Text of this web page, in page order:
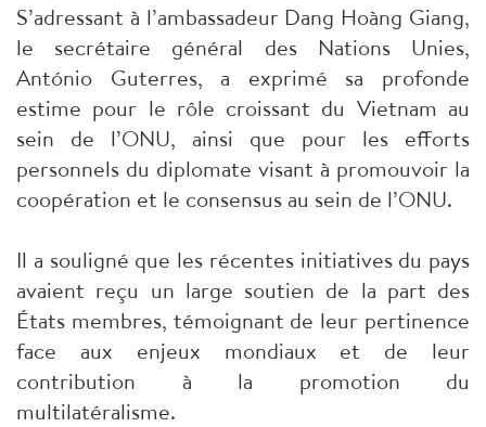
S’adressant à l’ambassadeur Dang Hoàng Giang,
le secrétaire général des Nations Unies,
António Guterres, a exprimé sa profonde
estime pour le rôle croissant du Vietnam au
sein de l’ONU, ainsi que pour les efforts
personnels du diplomate visant à promouvoir la
coopération et le consensus au sein de l’ONU.
Il a souligné que les récentes initiatives du pays
avaient reçu un large soutien de la part des
États membres, témoignant de leur pertinence
face aux enjeux mondiaux et de leur
contribution à la promotion du
multilatéralisme.